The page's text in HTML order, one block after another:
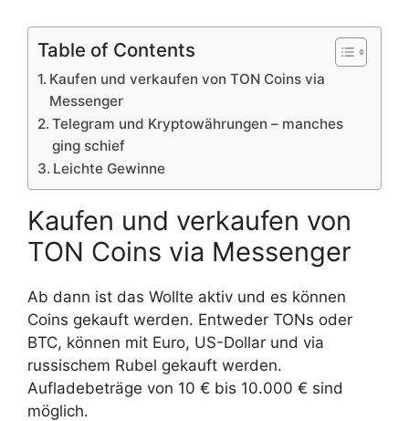
Table of Contents
Kaufen und verkaufen von TON Coins via
Messenger
Telegram und Kryptowährungen – manches
ging schief
Leichte Gewinne
Kaufen und verkaufen von
TON Coins via Messenger
Ab dann ist das Wollte aktiv und es können
Coins gekauft werden. Entweder TONs oder
BTC, können mit Euro, US-Dollar und via
russischem Rubel gekauft werden.
Aufladebeträge von 10 € bis 10.000 € sind
möglich.